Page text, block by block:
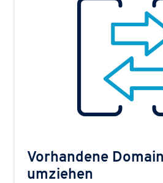
Vorhandene
umziehen